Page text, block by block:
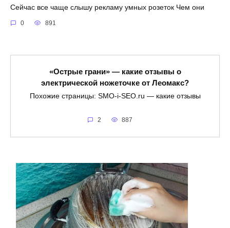
Сейчас все чаще слышу рекламу умных розеток Чем они
0 891
«Острые грани» — какие отзывы о
электрической ножеточке от Леомакс?
Похожие страницы: SMO-i-SEO.ru — какие отзывы
2 887